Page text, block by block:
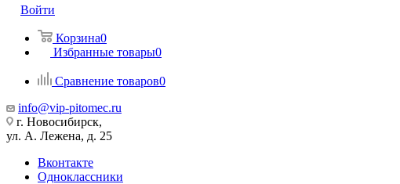
Войти
Корзина0
Избранные товары0
Сравнение товаров0
info@vip-pitomec.ru
г. Новосибирск,
ул. А. Лежена, д. 25
Вконтакте
Одноклассники